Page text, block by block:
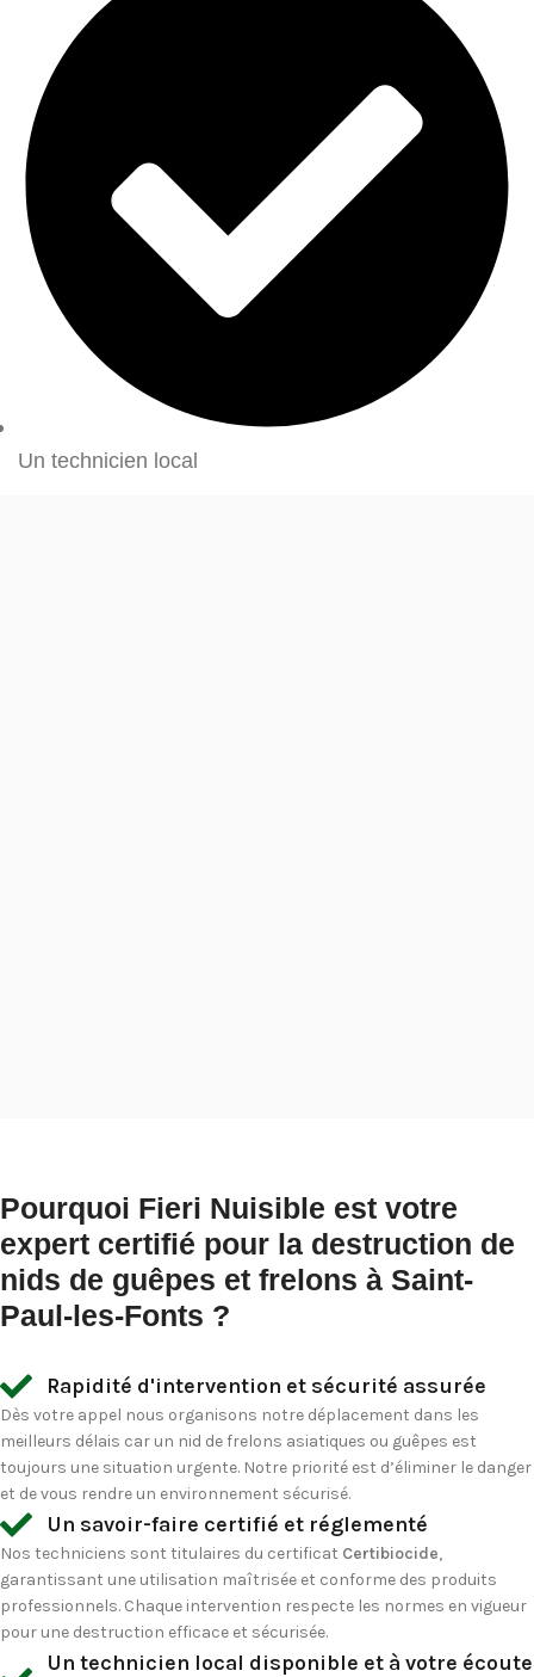
Un technicien local
Pourquoi Fieri Nuisible est votre
expert certifié pour la destruction de
nids de guêpes et frelons à Saint-
Paul-les-Fonts ?
Rapidité d'intervention et sécurité assurée
Dès votre appel nous organisons notre déplacement dans les
meilleurs délais car un nid de frelons asiatiques ou guêpes est
toujours une situation urgente. Notre priorité est d’éliminer le danger
et de vous rendre un environnement sécurisé.
Un savoir-faire certifié et réglementé
Nos techniciens sont titulaires du certificat Certibiocide,
garantissant une utilisation maîtrisée et conforme des produits
professionnels. Chaque intervention respecte les normes en vigueur
pour une destruction efficace et sécurisée.
Un technicien local disponible et à votre écoute